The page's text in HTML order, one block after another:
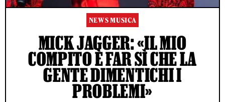
NEWS MUSICA
MICK JAGGER: «IL MIO
COMPITO È FAR SÌ CHE LA
GENTE DIMENTICHI I
PROBLEMI»